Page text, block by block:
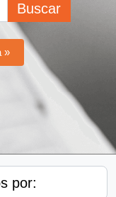
Buscar
»
por: